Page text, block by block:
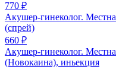
770 ₽
Акушер-гинеколог.
(спрей)
660 ₽
Акушер-гинеколог.
(Новокаина), иньекция